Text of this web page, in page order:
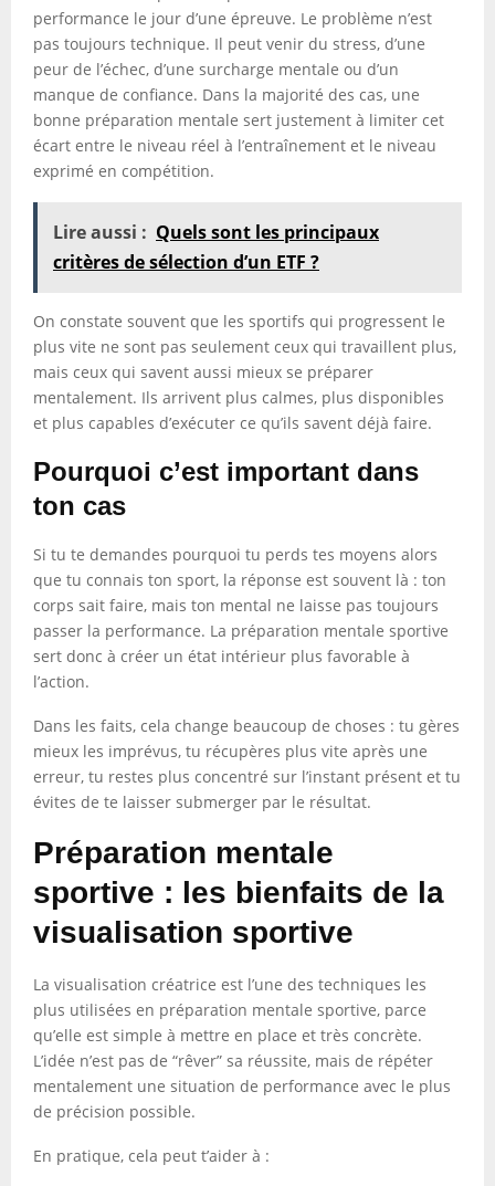
performance le jour d’une épreuve. Le problème n’est
pas toujours technique. Il peut venir du stress, d’une
peur de l’échec, d’une surcharge mentale ou d’un
manque de confiance. Dans la majorité des cas, une
bonne préparation mentale sert justement à limiter cet
écart entre le niveau réel à l’entraînement et le niveau
exprimé en compétition.
Lire aussi : Quels sont les principaux
critères de sélection d’un ETF ?
On constate souvent que les sportifs qui progressent le
plus vite ne sont pas seulement ceux qui travaillent plus,
mais ceux qui savent aussi mieux se préparer
mentalement. Ils arrivent plus calmes, plus disponibles
et plus capables d’exécuter ce qu’ils savent déjà faire.
Pourquoi c’est important dans
ton cas
Si tu te demandes pourquoi tu perds tes moyens alors
que tu connais ton sport, la réponse est souvent là : ton
corps sait faire, mais ton mental ne laisse pas toujours
passer la performance. La préparation mentale sportive
sert donc à créer un état intérieur plus favorable à
l’action.
Dans les faits, cela change beaucoup de choses : tu gères
mieux les imprévus, tu récupères plus vite après une
erreur, tu restes plus concentré sur l’instant présent et tu
évites de te laisser submerger par le résultat.
Préparation mentale
sportive : les bienfaits de la
visualisation sportive
La visualisation créatrice est l’une des techniques les
plus utilisées en préparation mentale sportive, parce
qu’elle est simple à mettre en place et très concrète.
L’idée n’est pas de “rêver” sa réussite, mais de répéter
mentalement une situation de performance avec le plus
de précision possible.
En pratique, cela peut t’aider à :